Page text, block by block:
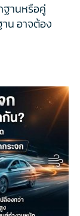
านหรือคู่
น อาจต้อง